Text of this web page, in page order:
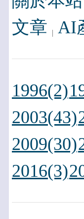
文章 AI
1996(2)
2003(43)
2009(30)
2016(3)